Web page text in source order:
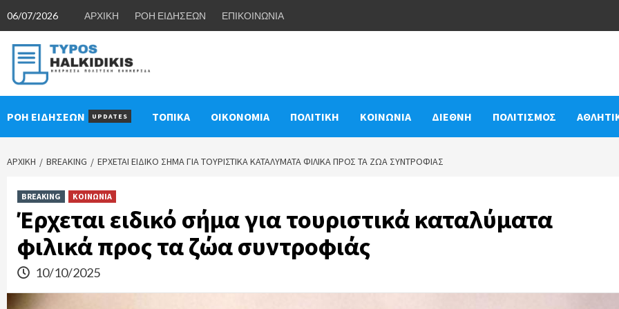
content
06/07/2026 ΑΡΧΙΚΗ ΡΟΗ ΕΙΔΗΣΕΩΝ ΕΠΙΚΟΙΝΩΝΙΑ
ΡΟΗ ΕΙΔΗΣΕΩΝ UPDATES ΤΟΠΙΚΑ ΟΙΚΟΝΟΜΙΑ ΠΟΛΙΤΙΚΗ ΚΟΙΝΩΝΙΑ ΔΙΕΘΝΗ ΠΟΛΙΤΙΣΜΟΣ
ΑΡΧΙΚΉ BREAKING ΈΡΧΕΤΑΙ ΕΙΔΙΚΌ ΣΉΜΑ ΓΙΑ ΤΟΥΡΙΣΤΙΚΆ ΚΑΤΑΛΎΜΑΤΑ ΦΙΛΙΚΆ ΠΡΟΣ ΤΑ ΖΏΑ ΣΥΝΤΡΟΦΙΆΣ
BREAKING ΚΟΙΝΩΝΙΑ
Έρχεται ειδικό σήμα για τουριστικά καταλύματα
φιλικά προς τα ζώα συντροφιάς
10/10/2025